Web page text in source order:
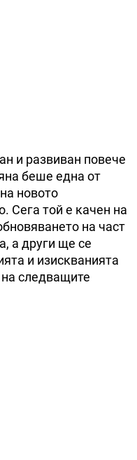
и развиван повече
беше една от
новото
Сега той е качен на
на част
а други ще се
и изискванията
следващите